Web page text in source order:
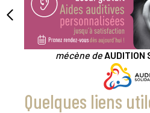
mécène deAUDITION
Quelques liens